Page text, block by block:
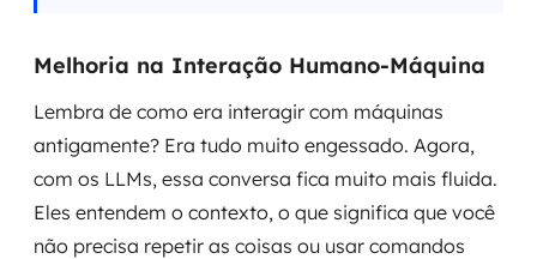
Melhoria na Interação Humano-Máquina
Lembra de como era interagir com máquinas
antigamente? Era tudo muito engessado. Agora,
com os LLMs, essa conversa fica muito mais fluida.
Eles entendem o contexto, o que significa que você
não precisa repetir as coisas ou usar comandos